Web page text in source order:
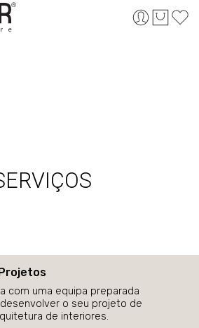
com uma equipa preparada
o seu projeto de
de interiores.